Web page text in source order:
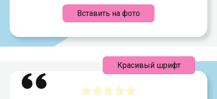
Вставить на фото
Красивый шрифт